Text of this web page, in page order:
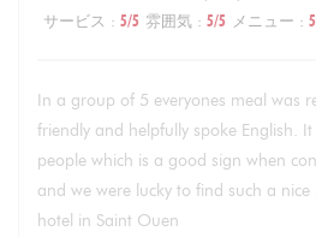
サービス : 5/5 雰囲気 : 5/5 メニュー : 5
In a group of 5 everyones meal was
friendly and helpfully spoke English. It
people which is a good sign when
and we were lucky to find such a
hotel in Saint Ouen